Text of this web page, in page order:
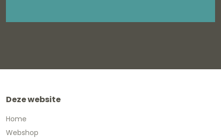
Deze website
Home
Webshop